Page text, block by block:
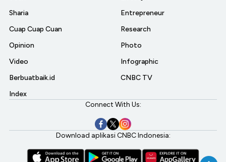
Sharia
Cuap Cuap Cuan
Opinion
Video
Berbuatbaik.id
Index
Entrepreneur
Research
Photo
Infographic
CNBC TV
Connect With Us:
Download aplikasi CNBC Indonesia: